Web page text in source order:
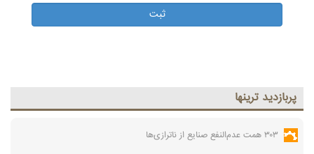
پربازديد ترينها
۳۰۳ همت عدم‌النفع صنایع از ناترازی‌ها